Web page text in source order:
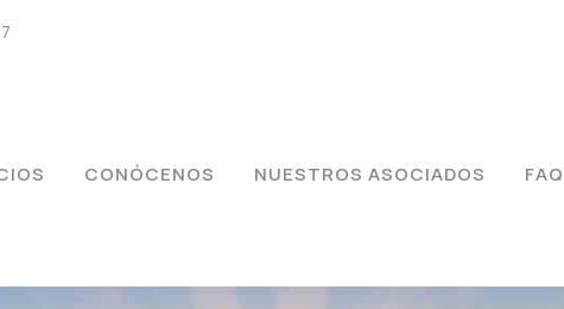
CONÓCENOS NUESTROS ASOCIADOS FAQ